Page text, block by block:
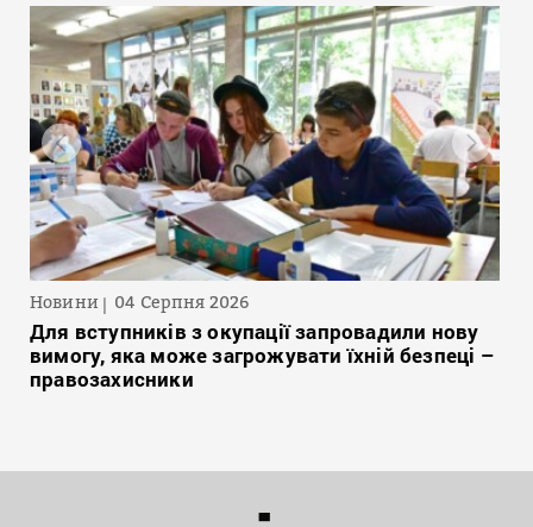
Новини 04 Серпня 2026
Для вступників з окупації запровадили нову
вимогу, яка може загрожувати їхній безпеці –
правозахисники